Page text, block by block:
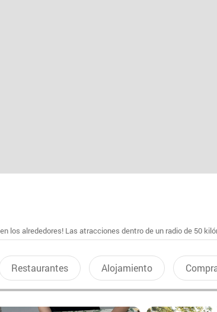
los alrededores! Las atracciones dentro de un radio de 50
Restaurantes Alojamiento